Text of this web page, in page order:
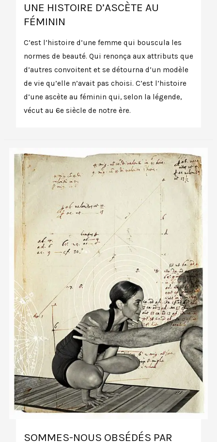
UNE HISTOIRE D’ASCÈTE AU
FÉMININ
C’est l’histoire d’une femme qui bouscula les
normes de beauté. Qui renonça aux attributs que
d’autres convoitent et se détourna d’un modèle
de vie qu’elle n’avait pas choisi. C’est l’histoire
d’une ascète au féminin qui, selon la légende,
vécut au 6e siècle de notre ère.
SOMMES-NOUS OBSÉDÉS PAR